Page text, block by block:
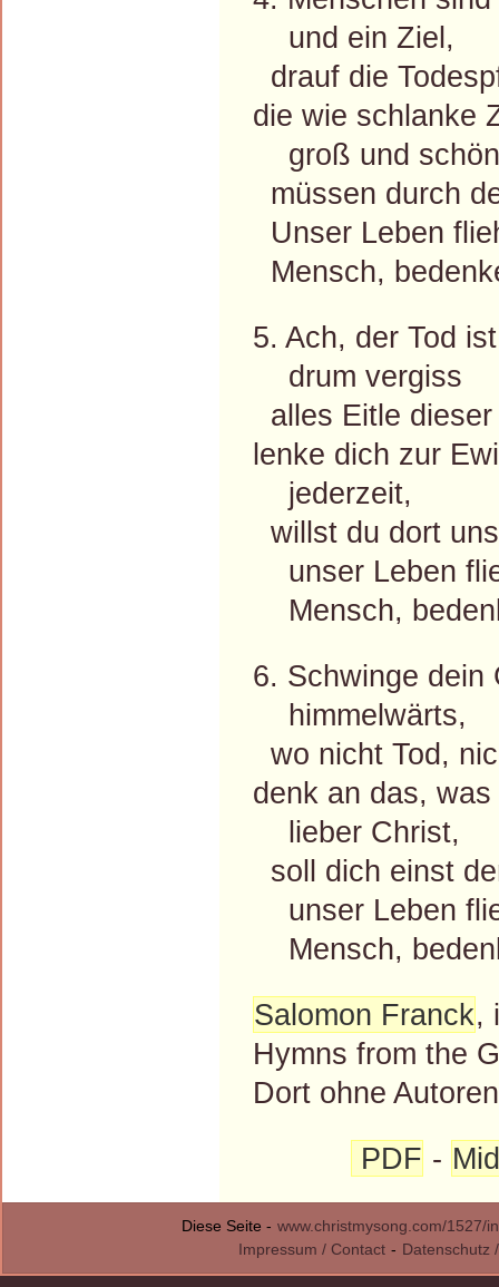
und ein Ziel,
drauf die
die wie schlanke
groß und
müssen durch
Unser Leben
Mensch,
5. Ach, der Tod
drum vergiss
alles Eitle
lenke dich zur
jederzeit,
willst du dort
unser Leben
Mensch,
6. Schwinge dein
himmelwärts,
wo nicht Tod,
denk an das,
lieber Christ,
soll dich einst
unser Leben
Mensch,
Salomon Franck,
Hymns from the
Dort ohne
PDF -
Diese Seite - www.christmysong.com/1527/
Impressum / Contact - Datenschutz